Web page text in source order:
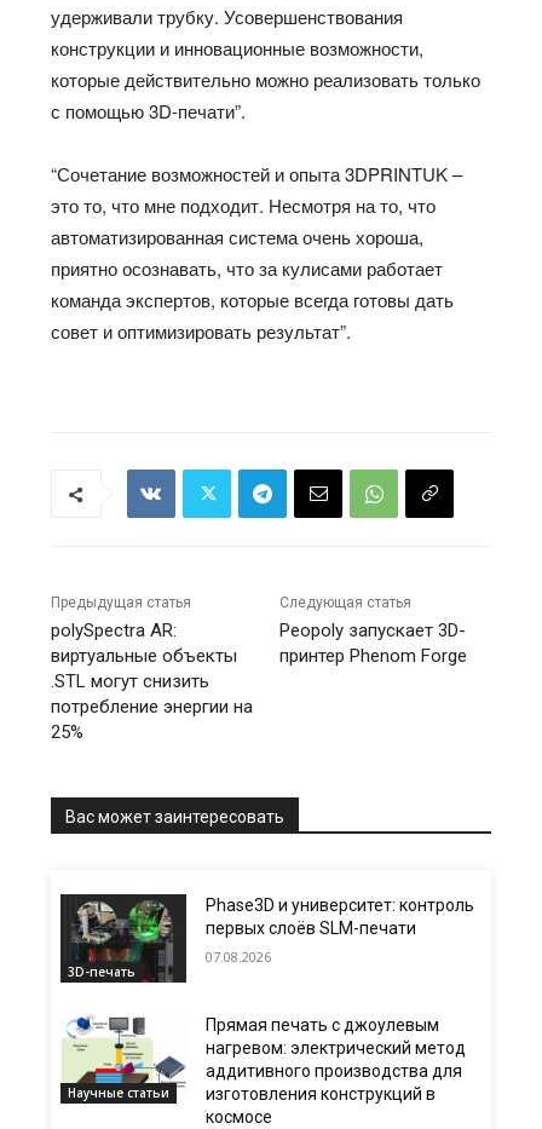
удерживали трубку. Усовершенствования
конструкции и инновационные возможности,
которые действительно можно реализовать только
с помощью 3D-печати”.
“Сочетание возможностей и опыта 3DPRINTUK –
это то, что мне подходит. Несмотря на то, что
автоматизированная система очень хороша,
приятно осознавать, что за кулисами работает
команда экспертов, которые всегда готовы дать
совет и оптимизировать результат”.
Предыдущая статья
polySpectra AR:
виртуальные объекты
.STL могут снизить
потребление энергии на
25%
Следующая статья
Peopoly запускает 3D-
принтер Phenom Forge
Вас может заинтересовать
3D-печать
Phase3D и университет: контроль
первых слоёв SLM-печати
07.08.2026
Научные статьи
Прямая печать с джоулевым
нагревом: электрический метод
аддитивного производства для
изготовления конструкций в
космосе